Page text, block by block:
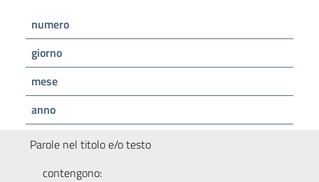
numero
giorno
mese
anno
Parole nel titolo e/o testo
contengono: